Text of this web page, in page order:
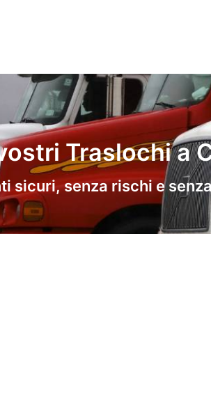
Traslochi a
sicuri, senza rischi e